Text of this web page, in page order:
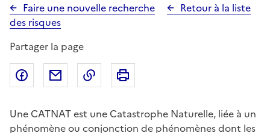
Faire une nouvelle recherche
Retour à la liste
des risques
Partager la page
Partager sur Facebook
Partager par emailCopier dans le presse-papier
Une CATNAT est une Catastrophe Naturelle, liée à un
phénomène ou conjonction de phénomènes dont les